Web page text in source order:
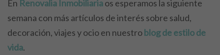
En Renovalia Inmobiliariaos esperamos la siguiente
semana con más artículos de interés sobre salud,
decoración, viajes y ocio en nuestroblog de estilo de
vida.